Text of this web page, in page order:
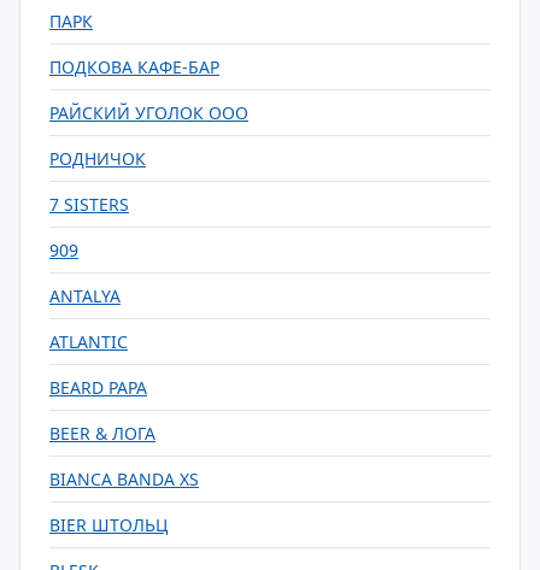
ПАРК
ПОДКОВА КАФЕ-БАР
РАЙСКИЙ УГОЛОК ООО
РОДНИЧОК
7 SISTERS
909
ANTALYA
ATLANTIC
BEARD PAPA
BEER & ЛОГА
BIANCA BANDA XS
BIER ШТОЛЬЦ